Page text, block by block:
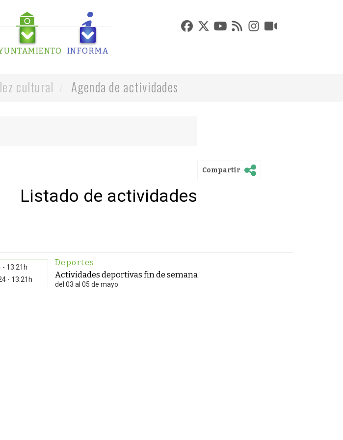
INFORMA
cultural Agenda de actividades
Compartir
Listado de actividades
13:21h
- 13:21h
Deportes
Actividades deportivas fin de semana
del 03 al 05 de mayo